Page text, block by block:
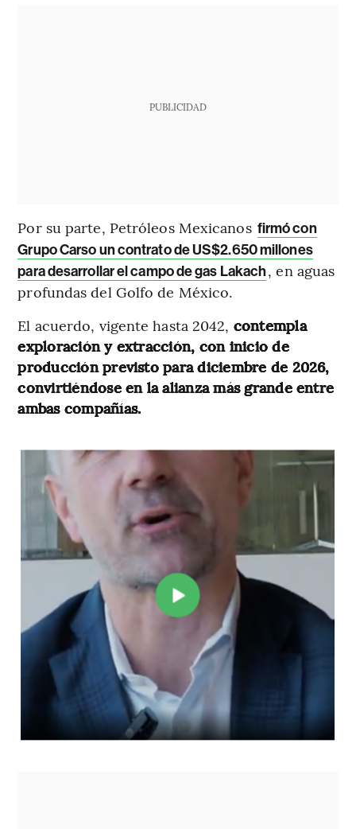
PUBLICIDAD
Por su parte, Petróleos Mexicanos firmó con
Grupo Carso un contrato de US$2.650 millones
para desarrollar el campo de gas Lakach, en aguas
profundas del Golfo de México.
El acuerdo, vigente hasta 2042, contempla
exploración y extracción, con inicio de
producción previsto para diciembre de 2026,
convirtiéndose en la alianza más grande entre
ambas compañías.